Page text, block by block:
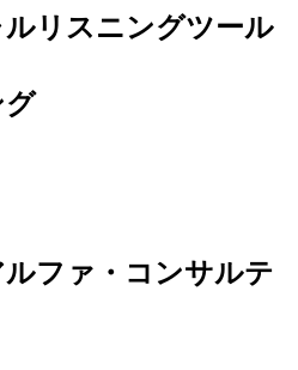
リスニングツール
ファ・コンサルテ